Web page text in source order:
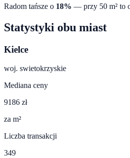
Radom tańsze o 18% — przy 50 m² to
Statystyki obu miast
Kielce
woj. swietokrzyskie
Mediana ceny
9186 zł
za m²
Liczba transakcji
349